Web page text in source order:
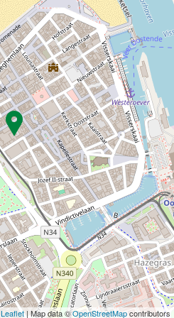
Leaflet| Map data ©OpenStreetMapcontributors